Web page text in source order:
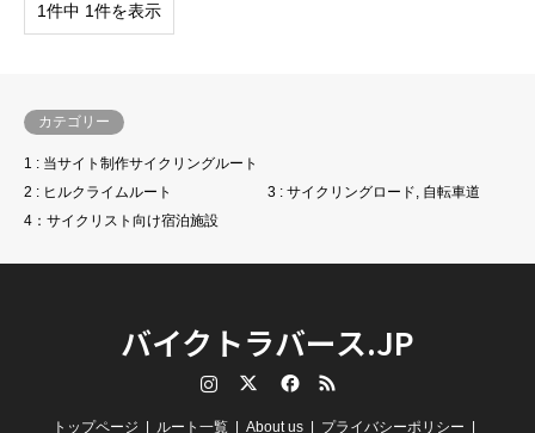
1件中 1件を表示
カテゴリー
1 : 当サイト制作サイクリングルート
2 : ヒルクライムルート
3 : サイクリングロード, 自転車道
4：サイクリスト向け宿泊施設
バイクトラバース.JP
RSS
トップページ ルート一覧 About us プライバシーポリシー